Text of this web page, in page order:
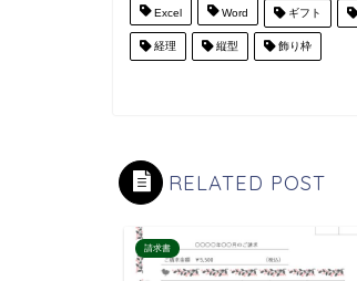
Excel Word ギフト
経理 縦型 飾り枠
RELATED POST
請求書